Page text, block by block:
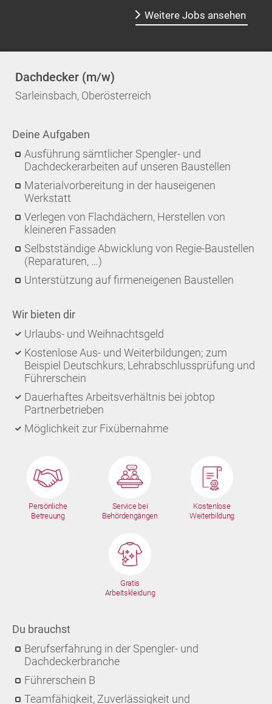
Weitere Jobs ansehen
Dachdecker (m/w)
Sarleinsbach, Oberösterreich
Deine Aufgaben
Ausführung sämtlicher Spengler- und
Dachdeckerarbeiten auf unseren Baustellen
Materialvorbereitung in der hauseigenen
Werkstatt
Verlegen von Flachdächern, Herstellen von
kleineren Fassaden
Selbstständige Abwicklung von Regie-Baustellen
(Reparaturen, …)
Unterstützung auf firmeneigenen Baustellen
Wir bieten dir
Urlaubs- und Weihnachtsgeld
Kostenlose Aus- und Weiterbildungen; zum
Beispiel Deutschkurs, Lehrabschlussprüfung und
Führerschein
Dauerhaftes Arbeitsverhältnis bei jobtop
Partnerbetrieben
Möglichkeit zur Fixübernahme
Persönliche
Betreuung
Service bei
Behördengängen
Kostenlose
Weiterbildung
Gratis
Arbeitskleidung
Du brauchst
Berufserfahrung in der Spengler- und
Dachdeckerbranche
Führerschein B
Teamfähigkeit, Zuverlässigkeit und